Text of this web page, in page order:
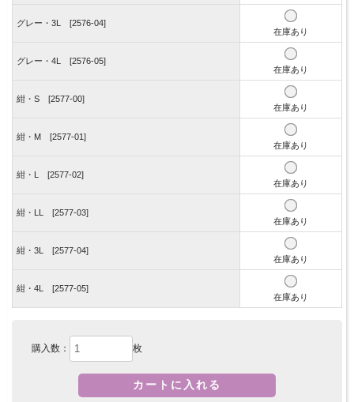
グレー・3L [2576-04]
在庫あり
グレー・4L [2576-05]
在庫あり
紺・S [2577-00]
在庫あり
紺・M [2577-01]
在庫あり
紺・L [2577-02]
在庫あり
紺・LL [2577-03]
在庫あり
紺・3L [2577-04]
在庫あり
紺・4L [2577-05]
在庫あり
購入数： 枚